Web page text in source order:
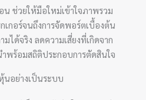
ช่วยให้มือใหม่เข้าใจภาพรวม
เกอร์จนถึงการจัดพอร์ตเบื้องต้น
ด้จริง ลดความเสี่ยงที่เกิดจาก
พร้อมสถิติประกอบการตัดสินใจ
นอย่างเป็นระบบ